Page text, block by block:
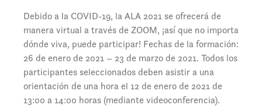
Debido a la COVID-19, la ALA 2021 se ofrecerá de
manera virtual a través de ZOOM, ¡así que no importa
dónde viva, puede participar! Fechas de la formación:
26 de enero de 2021 – 23 de marzo de 2021. Todos los
participantes seleccionados deben asistir a una
orientación de una hora el 12 de enero de 2021 de
13:00 a 14:00 horas (mediante videoconferencia).